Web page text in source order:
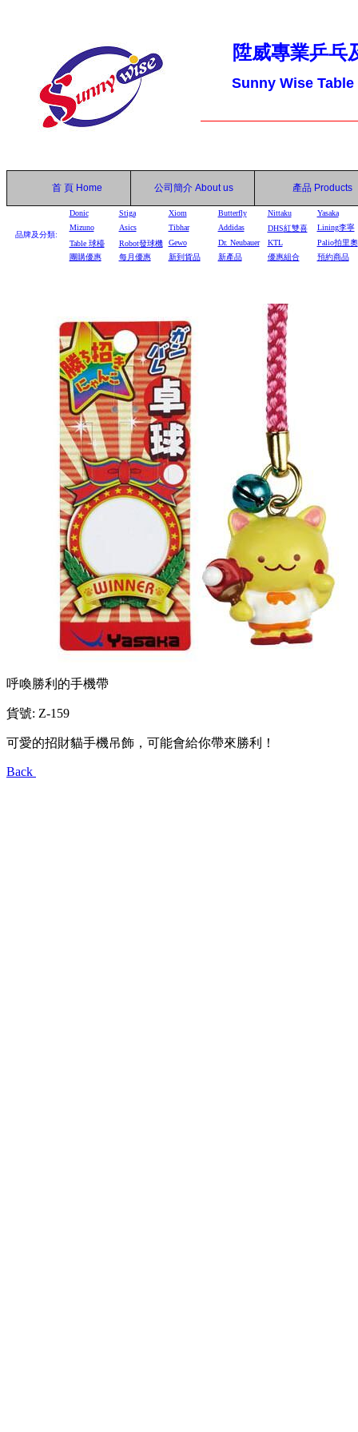
陞威專業乒乓
Sunny Wise
首 頁 Home 公司簡介 About us 產品 Products
品牌及分類:
Donic Stiga Xiom Butterfly Nittaku
Yasaka
Mizuno
Asics Tibhar Addidas DHS紅雙喜
Lining李寧
Table 球檯 Robot發球機 Gewo Dr. Neubauer KTL
Palio拍里奧
團購優惠
每月優惠 新到貨品 新產品 優惠組合 預約商品
呼喚勝利的手機帶
貨號: Z-159
可愛的招財貓手機吊飾，可能會給你帶來勝利！
Back